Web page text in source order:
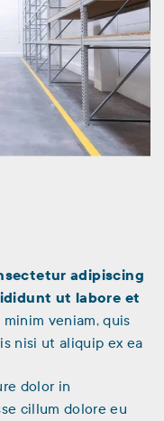
adipiscing
ut labore et
veniam, quis
nisi ut aliquip ex ea
dolor in
cillum dolore eu